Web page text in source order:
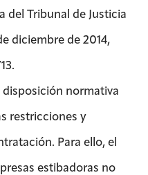
del Tribunal de Justicia
diciembre de 2014,
normativa
restricciones y
Para ello, el
estibadoras no